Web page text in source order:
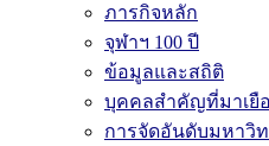
ภารกิจหลัก
จุฬาฯ 100 ปี
ข้อมูลและสถิติ
บุคคลสำคัญที่มาเยื
การจัดอันดับมหาวิ